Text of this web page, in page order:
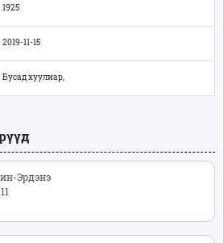
1925
2019-11-15
Бусад хуулиар,
Эрдэнэ